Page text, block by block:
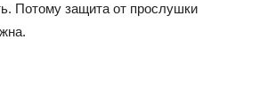
Потому защита от прослушки